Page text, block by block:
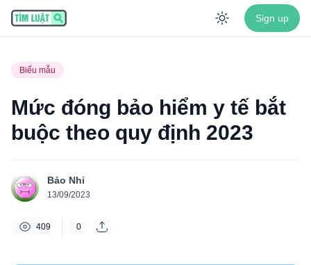
Enable
Sign up
Biểu mẫu
Mức đóng bảo hiểm y tế bắt
buộc theo quy định 2023
Bảo Nhi
13/09/2023
409 0